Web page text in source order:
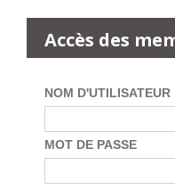
Accès des
NOM D'UTILISATEUR
MOT DE PASSE